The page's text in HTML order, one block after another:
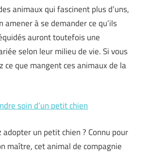
animaux qui fascinent plus d’uns,
amener à se demander ce qu’ils
auront toutefois une
selon leur milieu de vie. Si vous
ce que mangent ces animaux de la
soin d’un petit chien
adopter un petit chien ? Connu pour
maître, cet animal de compagnie